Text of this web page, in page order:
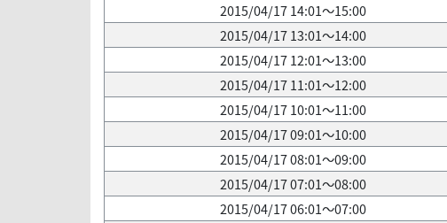
2015/04/17 14:01～15:00
2015/04/17 13:01～14:00
2015/04/17 12:01～13:00
2015/04/17 11:01～12:00
2015/04/17 10:01～11:00
2015/04/17 09:01～10:00
2015/04/17 08:01～09:00
2015/04/17 07:01～08:00
2015/04/17 06:01～07:00